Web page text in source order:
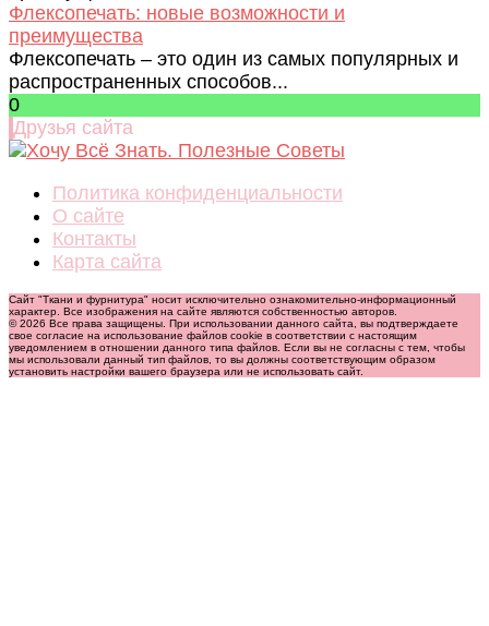
Флексопечать: новые возможности и
преимущества
Флексопечать – это один из самых популярных и
распространенных способов...
0
Друзья сайта
Политика конфиденциальности
О сайте
Контакты
Карта сайта
Сайт "Ткани и фурнитура" носит исключительно ознакомительно-информационный
характер. Все изображения на сайте являются собственностью авторов.
© 2026 Все права защищены. При использовании данного сайта, вы подтверждаете
свое согласие на использование файлов cookie в соответствии с настоящим
уведомлением в отношении данного типа файлов. Если вы не согласны с тем, чтобы
мы использовали данный тип файлов, то вы должны соответствующим образом
установить настройки вашего браузера или не использовать сайт.